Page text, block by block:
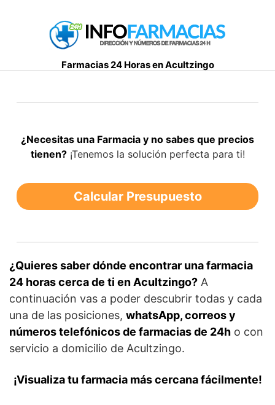
Farmacias 24 Horas en Acultzingo
¿Necesitas una Farmacia y no sabes que precios
tienen?¡Tenemos la solución perfecta para ti!
Calcular Presupuesto
¿Quieres saber dónde encontrar una farmacia
24 horas cerca de ti en Acultzingo? A
continuación vas a poder descubrir todas y cada
una de las posiciones, whatsApp, correos y
números telefónicos de farmacias de 24h o con
servicio a domicilio de Acultzingo.
¡Visualiza tu farmacia más cercana fácilmente!